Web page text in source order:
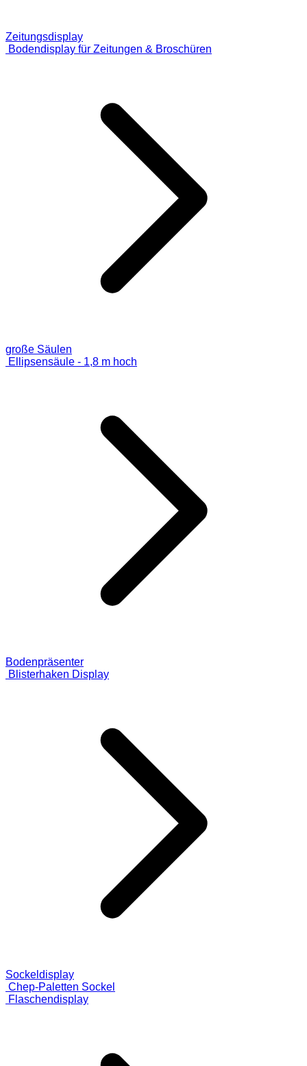
Zeitungsdisplay
Bodendisplay für Zeitungen & Broschüren
große Säulen
Ellipsensäule - 1,8 m hoch
Bodenpräsenter
Blisterhaken Display
Sockeldisplay
Chep-Paletten Sockel
Flaschendisplay